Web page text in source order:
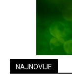
NAJNOVIJE